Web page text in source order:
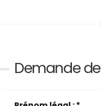
Demande de